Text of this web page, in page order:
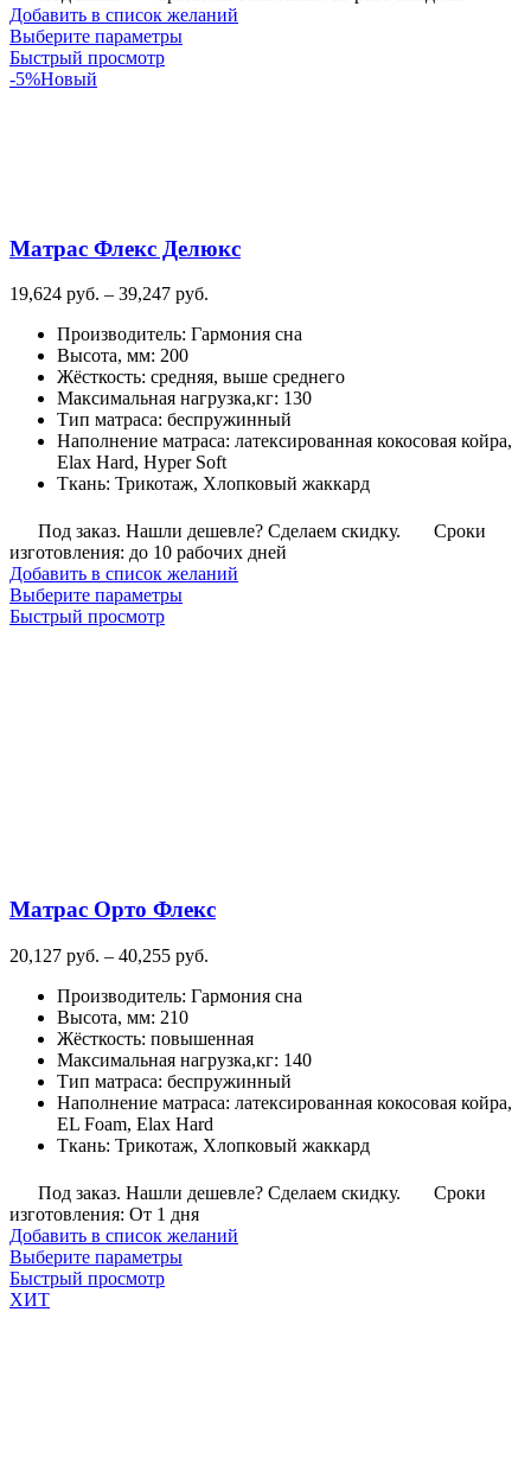
Добавить в список желаний
Выберите параметрыЭтот
товара.
Быстрый просмотр
-5%Новый
Матрас Флекс Делюкс
19,624 руб. – 39,247 руб.
19,624
–
39,247
руб.
Производитель: Гармония сна
Высота, мм: 200
Жёсткость: средняя, выше среднего
Максимальная нагрузка,кг: 130
Тип матраса: беспружинный
Наполнение матраса: латексированная кокосовая койра,
Elax Hard, Hyper Soft
Ткань: Трикотаж, Хлопковый жаккард
Под заказ. Нашли дешевле? Сделаем скидку.
Сроки
изготовления: до 10 рабочих дней
Добавить в список желаний
Выберите параметрыЭтот
Быстрый просмотр
Матрас Орто Флекс
20,127 руб. – 40,255 руб.
20,127
–
40,255
руб.
Производитель: Гармония сна
Высота, мм: 210
Жёсткость: повышенная
Максимальная нагрузка,кг: 140
Тип матраса: беспружинный
Наполнение матраса: латексированная кокосовая койра,
EL Foam, Elax Hard
Ткань: Трикотаж, Хлопковый жаккард
Под заказ. Нашли дешевле? Сделаем скидку.
Сроки
изготовления: От 1 дня
Добавить в список желаний
Выберите параметрыЭтот
Быстрый просмотр
ХИТ